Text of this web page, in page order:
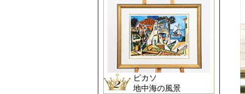
ピカソ
地中海の風景